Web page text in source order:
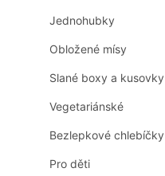
Jednohubky
Obložené mísy
Slané boxy a kusovky
Vegetariánské
Bezlepkové chlebíčky
Pro děti